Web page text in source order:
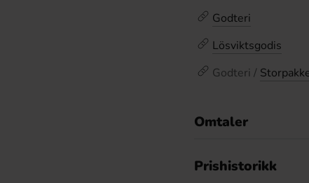
Godteri
Lösviktsgodis
Godteri /
Omtaler
Prishistorikk